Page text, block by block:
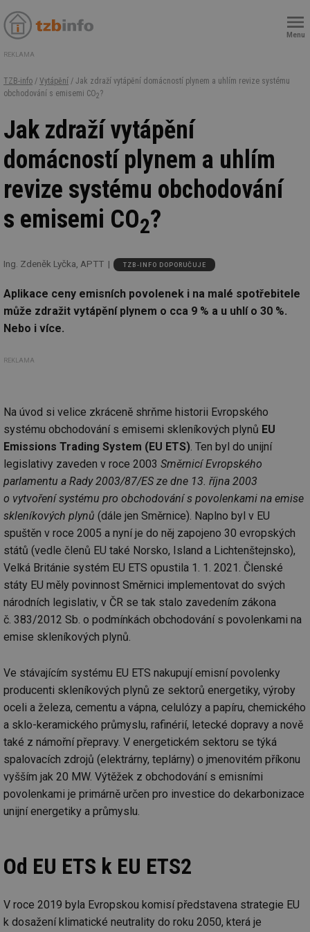
Menu
REKLAMA
TZB-info / Vytápění / Jak zdraží vytápění domácností plynem a uhlím revize systému
obchodování s emisemi CO2?
Jak zdraží vytápění
domácností plynem a uhlím
revize systému obchodování
s emisemi CO2?
Ing. Zdeněk Lyčka, APTT TZB-INFO DOPORUČUJE
Aplikace ceny emisních povolenek i na malé spotřebitele
může zdražit vytápění plynem o cca 9 % a u uhlí o 30 %.
Nebo i více.
REKLAMA
Na úvod si velice zkráceně shrňme historii Evropského
systému obchodování s emisemi skleníkových plynů EU
Emissions Trading System (EU ETS). Ten byl do unijní
legislativy zaveden v roce 2003 Směrnicí Evropského
parlamentu a Rady 2003/87/ES ze dne 13. října 2003
o vytvoření systému pro obchodování s povolenkami na emise
skleníkových plynů (dále jen Směrnice). Naplno byl v EU
spuštěn v roce 2005 a nyní je do něj zapojeno 30 evropských
států (vedle členů EU také Norsko, Island a Lichtenštejnsko),
Velká Británie systém EU ETS opustila 1. 1. 2021. Členské
státy EU měly povinnost Směrnici implementovat do svých
národních legislativ, v ČR se tak stalo zavedením zákona
č. 383/2012 Sb. o podmínkách obchodování s povolenkami na
emise skleníkových plynů.
Ve stávajícím systému EU ETS nakupují emisní povolenky
producenti skleníkových plynů ze sektorů energetiky, výroby
oceli a železa, cementu a vápna, celulózy a papíru, chemického
a sklo-keramického průmyslu, rafinérií, letecké dopravy a nově
také z námořní přepravy. V energetickém sektoru se týká
spalovacích zdrojů (elektrárny, teplárny) o jmenovitém příkonu
vyšším jak 20 MW. Výtěžek z obchodování s emisními
povolenkami je primárně určen pro investice do dekarbonizace
unijní energetiky a průmyslu.
Od EU ETS k EU ETS2
V roce 2019 byla Evropskou komisí představena strategie EU
k dosažení klimatické neutrality do roku 2050, která je